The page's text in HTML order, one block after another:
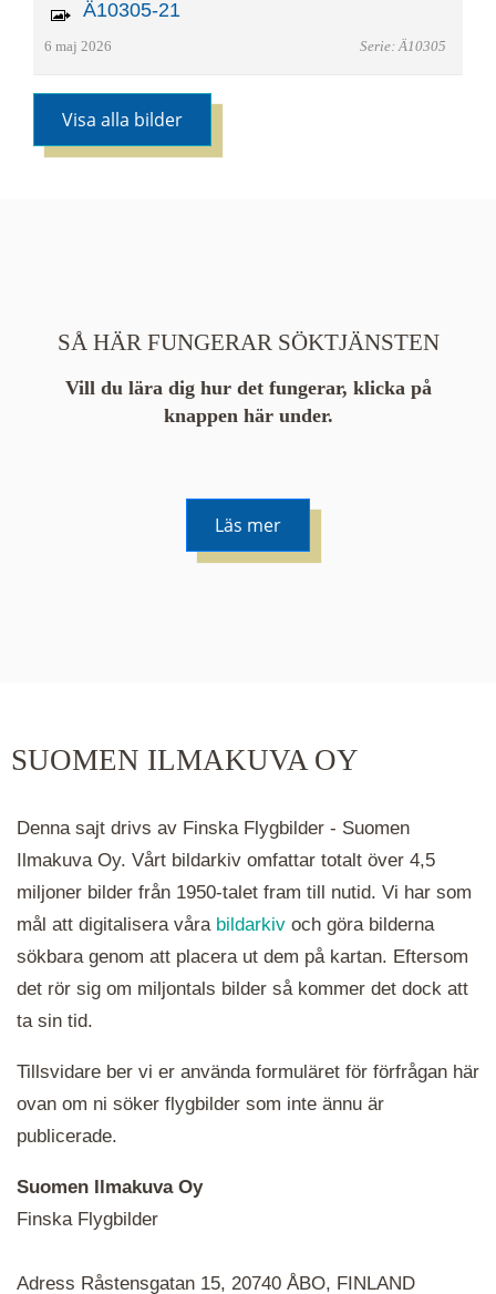
Ä10305-21
6 maj 2026 Serie: Ä10305
Visa alla bilder
SÅ HÄR FUNGERAR SÖKTJÄNSTEN
Vill du lära dig hur det fungerar, klicka på
knappen här under.
Läs mer
hålla ned ctrl-tangenten och scrolla.
ikoner är det en serie i varje. Utplacerade bilder
SUOMEN ILMAKUVA OY
Denna sajt drivs av Finska Flygbilder - Suomen
Ilmakuva Oy. Vårt bildarkiv omfattar totalt över 4,5
miljoner bilder från 1950-talet fram till nutid. Vi har som
mål att digitalisera våra bildarkiv och göra bilderna
sökbara genom att placera ut dem på kartan. Eftersom
det rör sig om miljontals bilder så kommer det dock att
ta sin tid.
Tillsvidare ber vi er använda formuläret för förfrågan här
ovan om ni söker flygbilder som inte ännu är
publicerade.
Suomen Ilmakuva Oy
Finska Flygbilder
Adress Råstensgatan 15, 20740 ÅBO, FINLAND